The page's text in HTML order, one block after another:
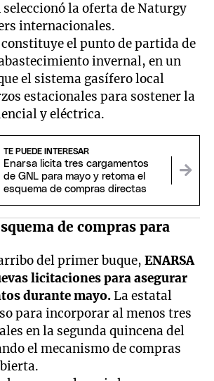
seleccionó la oferta de Naturgy
internacionales.
el punto de partida de
invernal, en un
el sistema gasífero local
estacionales para sostener la
y eléctrica.
TE PUEDE INTERESAR
Enarsa licita tres cargamentos
de GNL para mayo y retoma el
esquema de compras directas
de compras para
del primer buque,ENARSA
licitaciones para asegurar
durante mayo.La estatal
para incorporar al menos tres
en la segunda quincena del
el mecanismo de compras